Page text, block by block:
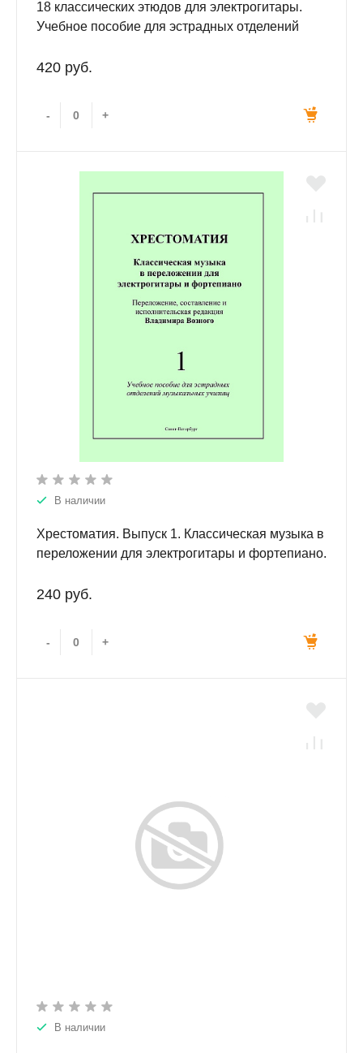
18 классических этюдов для электрогитары.
Учебное пособие для эстрадных отделений
420 руб.
- +
В наличии
Хрестоматия. Выпуск 1. Классическая музыка в
переложении для электрогитары и фортепиано.
музыкальных училищ.
240 руб.
- +
В наличии